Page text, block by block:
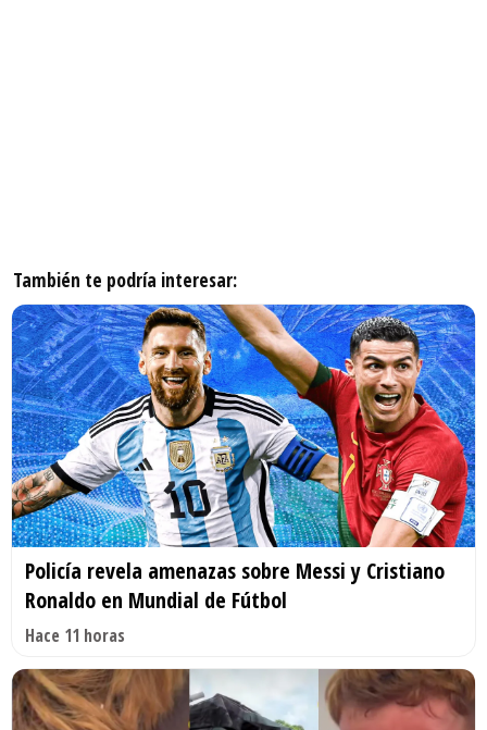
También te podría interesar:
Policía revela amenazas sobre Messi y Cristiano
Ronaldo en Mundial de Fútbol
Hace 11 horas